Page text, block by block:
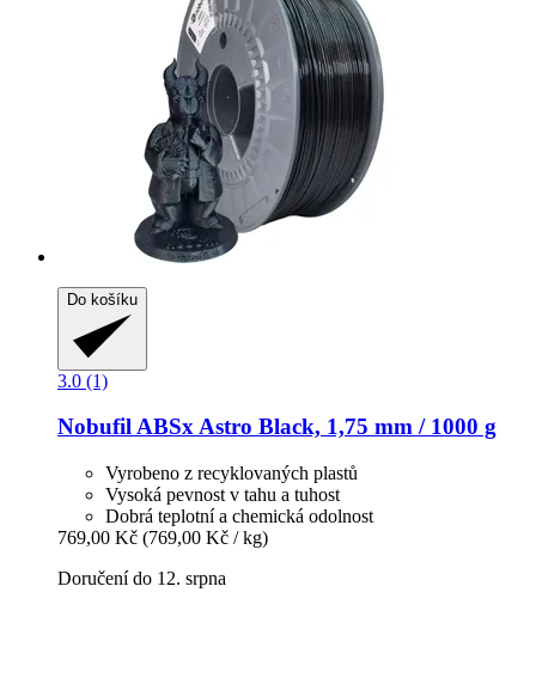
Do košíku
3.0 (1)
NobufilABSx Astro Black, 1,75 mm / 1000 g
Vyrobeno z recyklovaných plastů
Vysoká pevnost v tahu a tuhost
Dobrá teplotní a chemická odolnost
769,00 Kč (769,00 Kč / kg)
Doručení do 12. srpna